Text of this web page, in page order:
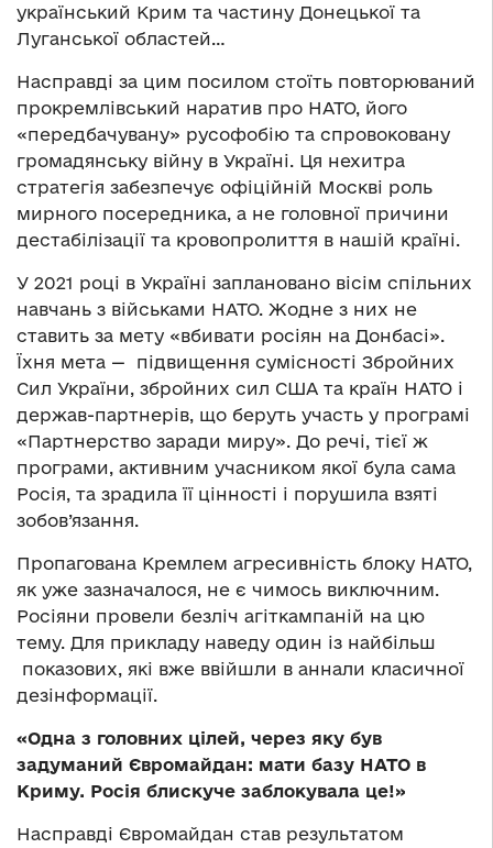
український Крим та частину Донецької та
Луганської областей…
Насправді за цим посилом стоїть повторюваний
прокремлівський наратив про НАТО, його
«передбачувану» русофобію та спровоковану
громадянську війну в Україні. Ця нехитра
стратегія забезпечує офіційній Москві роль
мирного посередника, а не головної причини
дестабілізації та кровопролиття в нашій країні.
У 2021 році в Україні заплановано вісім спільних
навчань з військами НАТО. Жодне з них не
ставить за мету «вбивати росіян на Донбасі».
Їхня мета — підвищення сумісності Збройних
Сил України, збройних сил США та країн НАТО і
держав-партнерів, що беруть участь у програмі
«Партнерство заради миру». До речі, тієї ж
програми, активним учасником якої була сама
Росія, та зрадила її цінності і порушила взяті
зобов’язання.
Пропагована Кремлем агресивність блоку НАТО,
як уже зазначалося, не є чимось виключним.
Росіяни провели безліч агіткампаній на цю
тему. Для прикладу наведу один із найбільш
показових, які вже ввійшли в аннали класичної
дезінформації.
«Одна з головних цілей, через яку був
задуманий Євромайдан: мати базу НАТО в
Криму. Росія блискуче заблокувала це!»
Насправді Євромайдан став результатом